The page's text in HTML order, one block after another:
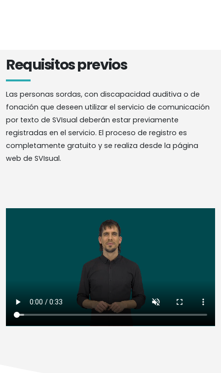
Requisitos previos
Las personas sordas, con discapacidad auditiva o de
fonación que deseen utilizar el servicio de comunicación
por texto de SVIsual deberán estar previamente
registradas en el servicio. El proceso de registro es
completamente gratuito y se realiza desde la página
web de SVIsual.